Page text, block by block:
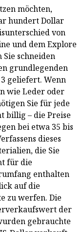
möchten,
hundert Dollar
von
und dem Explore
schneiden
grundlegenden
geliefert. Wenn
wie Leder oder
Sie für jede
billig – die Preise
bei etwa 35 bis
dieses
die Sie
für die
enthalten
auf die
zu werfen. Die
der
gebrauchte